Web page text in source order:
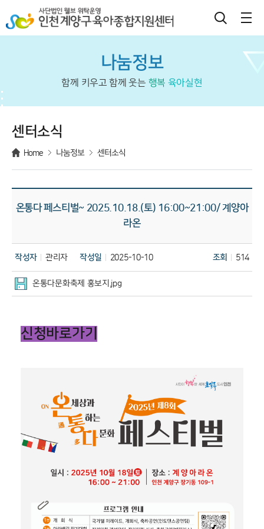
나눔정보
함께 키우고 함께 웃는 행복 육아실현
센터소식
Home 나눔정보 센터소식
온통다 페스티벌~ 2025.10.18.(토) 16:00~21:00/ 계양아
라온
작성자 관리자 작성일 2025-10-10 조회 514
온통다문화축제 홍보지.jpg
신청바로가기